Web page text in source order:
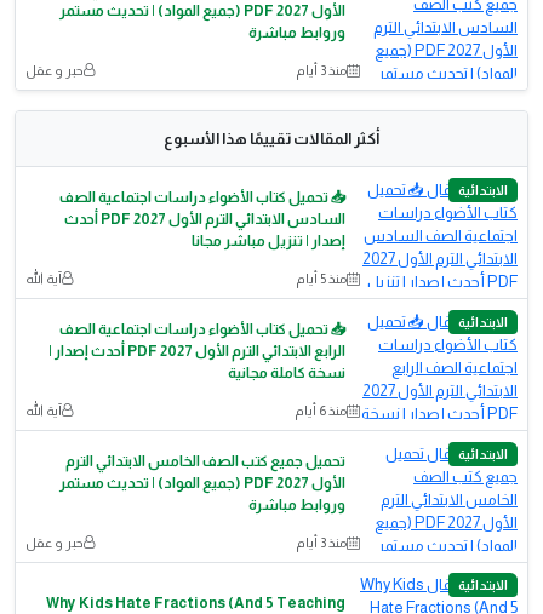
الأول 2027 PDF (جميع المواد) | تحديث مستمر
وروابط مباشرة
منذ 3 أيام حبر و عقل
أكثر المقالات تقييمًا هذا الأسبوع
الابتدائية
📥 تحميل كتاب الأضواء دراسات اجتماعية الصف
السادس الابتدائي الترم الأول 2027 PDF أحدث
إصدار | تنزيل مباشر مجانا
منذ 5 أيام آية الله
الابتدائية
📥 تحميل كتاب الأضواء دراسات اجتماعية الصف
الرابع الابتدائي الترم الأول 2027 PDF أحدث إصدار |
نسخة كاملة مجانية
منذ 6 أيام آية الله
الابتدائية
تحميل جميع كتب الصف الخامس الابتدائي الترم
الأول 2027 PDF (جميع المواد) | تحديث مستمر
وروابط مباشرة
منذ 3 أيام حبر و عقل
الابتدائية
Why Kids Hate Fractions (And 5 Teaching